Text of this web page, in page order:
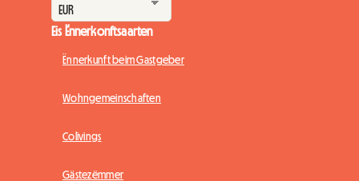
Eis Ënnerkonftsaarten
Ënnerkunft beim Gastgeber
Wohngemeinschaften
Colivings
Gästezëmmer